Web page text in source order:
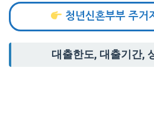
청년신혼부부 주거
대출한도, 대출기간,